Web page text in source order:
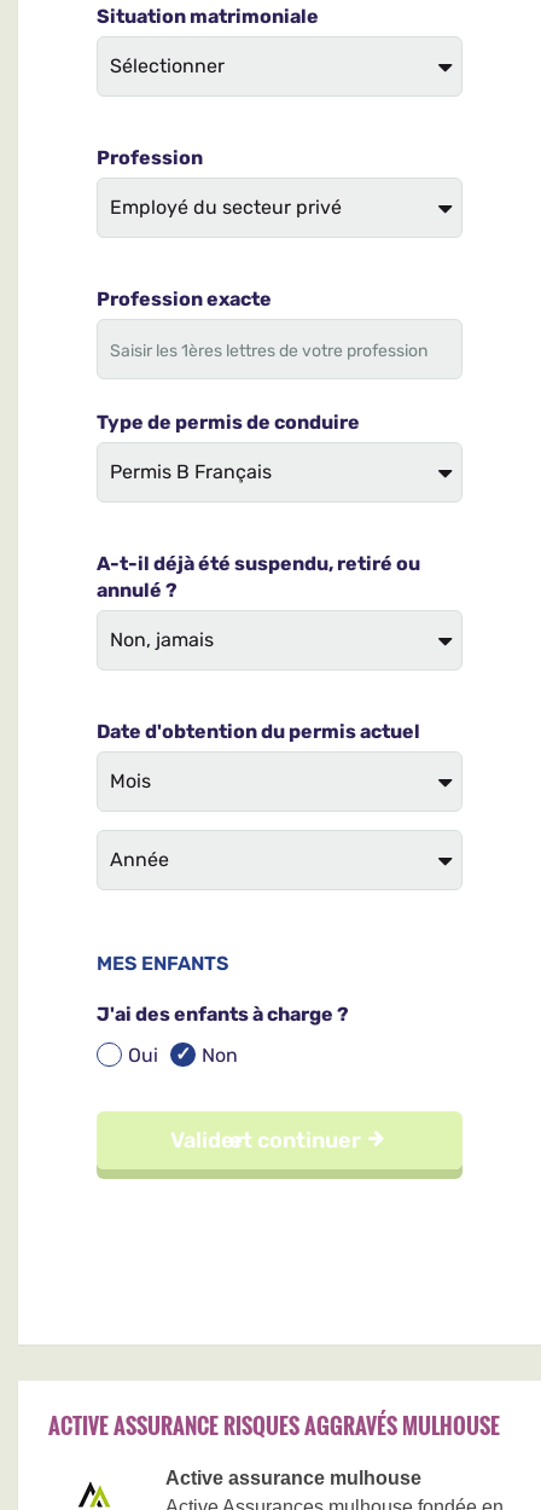
ACTIVE ASSURANCE RISQUES AGGRAVÉS MULHOUSE
Active assurance mulhouse